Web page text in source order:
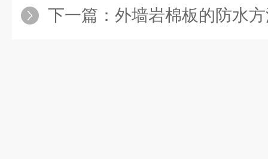
下一篇： 外墙岩棉板的防水